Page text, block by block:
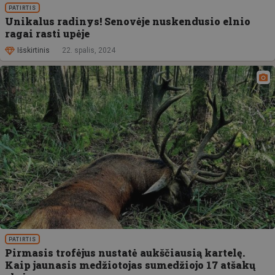
PATIRTIS
Unikalus radinys! Senovėje nuskendusio elnio
ragai rasti upėje
Išskirtinis 22. spalis, 2024
PATIRTIS
Pirmasis trofėjus nustatė aukščiausią kartelę.
Kaip jaunasis medžiotojas sumedžiojo 17 atšakų